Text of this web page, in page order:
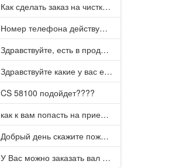
Как сделать заказ на чистку пуховых подушек?
Номер телефона действующий можно узнать почему номер неправельный
Здравствуйте, есть в продаже? Есть доставка до Казани?
Здравствуйте какие у вас есть курсы и какая цена, ?
CS 58100 подойдет????
как к вам попасть на прием? Или дозвониться, трубку не берете.
Добрый день скажите пожалуйста как можно с вами связаться . Телефон не отвечает .Заказала кухню в тц Хороший есть претензии а менеджер контактов не дает .Что делать?
У Вас можно заказать вал шлицевой от косилки заря для мтз, который соединяет мотоблок с косилкой.?